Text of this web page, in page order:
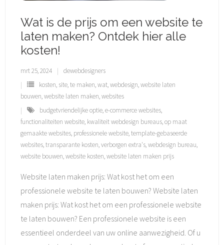
Wat is de prijs om een website te
laten maken? Ontdek hier alle
kosten!
mrt 25, 2024
dewebdesigners
kosten, site,te maken,wat,webdesign,website laten
bouwen,website laten maken,websites
budgetvriendelijke optie,e-commerce websites,
functionaliteiten website, kwaliteit webdesign bureaus,op maat
gemaakte websites, professionele website,template-gebaseerde
websites,transparante kosten,verborgen extra's,webdesign bureau,
website bouwen,website kosten,website laten maken prijs
Website laten maken prijs: Wat kost het om een
professionele website te laten bouwen? Website laten
maken prijs: Wat kost het om een professionele website
te laten bouwen? Een professionele website is een
essentieel onderdeel van uw online aanwezigheid. Of u